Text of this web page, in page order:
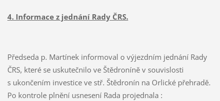
4. Informace z jednání Rady ČRS.
Předseda p. Martínek informoval o výjezdním jednání Rady
ČRS, které se uskutečnilo ve Štědroníně v souvislosti
s ukončením investice ve stř. Štědronín na Orlické přehradě.
Po kontrole plnění usnesení Rada projednala :